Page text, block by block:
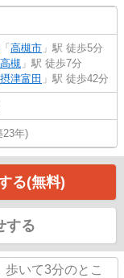
「 高槻市 」駅 徒歩5分
高槻 」駅 徒歩7分
摂津富田 」駅 徒歩42分
23年)
る(無料)
する
いて3分のとこ